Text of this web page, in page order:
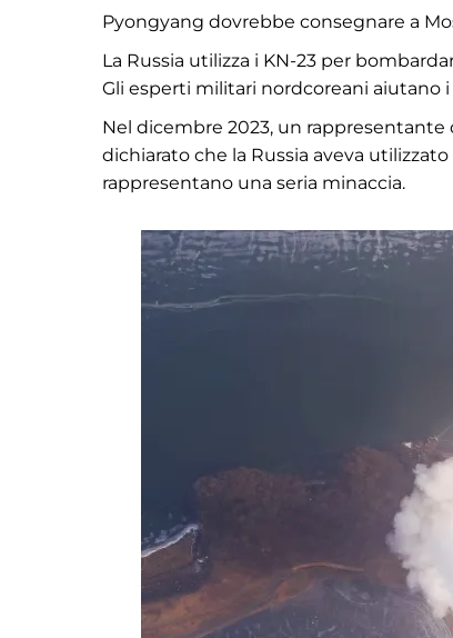
Pyongyang dovrebbe consegnare a
La Russia utilizza i KN-23 per
Gli esperti militari nordcoreani aiutano
Nel dicembre 2023, un rappresentante
dichiarato che la Russia aveva
rappresentano una seria minaccia.